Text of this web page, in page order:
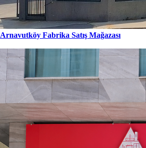
Arnavutköy Fabrika Satış Mağazası